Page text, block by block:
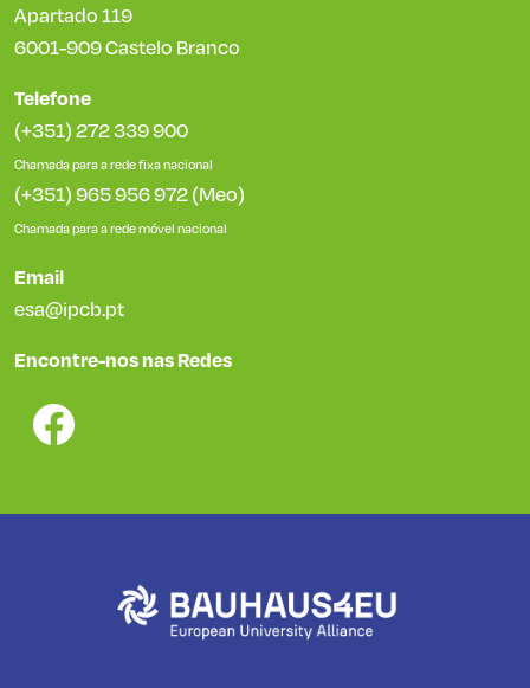
Apartado 119
6001-909 Castelo Branco
Telefone
(+351) 272 339 900
Chamada para a rede fixa nacional
(+351) 965 956 972 (Meo)
Chamada para a rede móvel nacional
Email
esa@ipcb.pt
Encontre-nos nas Redes